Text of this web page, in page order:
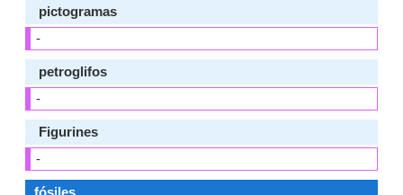
pictogramas
-
petroglifos
-
Figurines
-
fósiles